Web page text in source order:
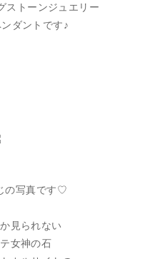
ストーンジュエリー
ダントです♪
の写真です♡
見られない
女神の石